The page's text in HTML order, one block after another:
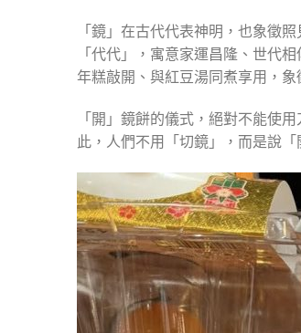
「鏡」在古代代表神明，也象徵
「代代」，寓意家運昌隆、世代
年糕敲開、與紅豆湯同煮享用，
「開」鏡餅的儀式，絕對不能使
此，人們不用「切鏡」，而是說